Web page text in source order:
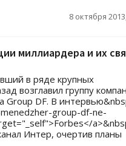
8 октября
миллиардера и их
в ряде крупных
возглавил группу
DF. В
group-df-ne-
Интер, очертив планы